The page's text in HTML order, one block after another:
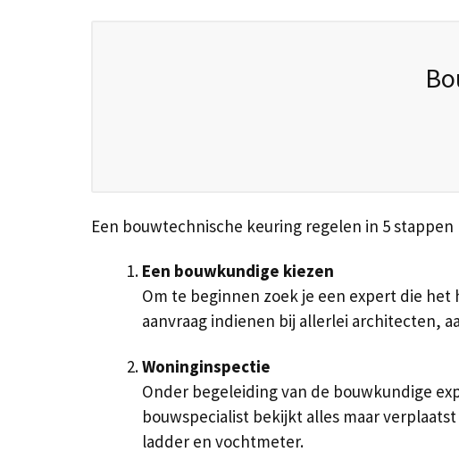
Een bouwtechnische keuring regelen in 5 stappen
Een bouwkundige kiezen
Om te beginnen zoek je een expert die
aanvraag indienen bij allerlei architecten,
Woninginspectie
Onder begeleiding van de bouwkundige
bouwspecialist bekijkt alles maar
ladder en vochtmeter.